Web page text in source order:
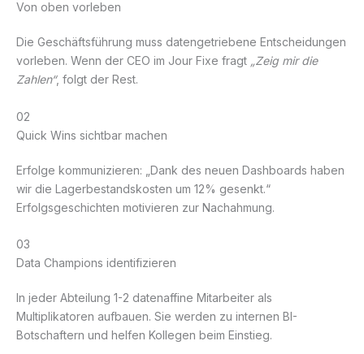
Von oben vorleben
Die Geschäftsführung muss datengetriebene Entscheidungen
vorleben. Wenn der CEO im Jour Fixe fragt „Zeig mir die
Zahlen“, folgt der Rest.
02
Quick Wins sichtbar machen
Erfolge kommunizieren: „Dank des neuen Dashboards haben
wir die Lagerbestandskosten um 12% gesenkt.“
Erfolgsgeschichten motivieren zur Nachahmung.
03
Data Champions identifizieren
In jeder Abteilung 1-2 datenaffine Mitarbeiter als
Multiplikatoren aufbauen. Sie werden zu internen BI-
Botschaftern und helfen Kollegen beim Einstieg.